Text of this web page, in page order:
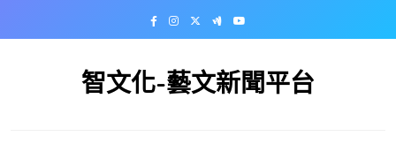
智文化-藝文新聞平台